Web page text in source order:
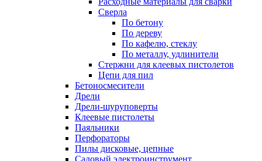
Сверла
По бетону
По дереву
По кафелю, стеклу
По металлу, удлинители
Стержни для клеевых пистолетов
Цепи для пил
Бетоносмесители
Дрели
Дрели-шуруповерты
Клеевые пистолеты
Паяльники
Перфораторы
Пилы дисковые, цепные
Садовый электроинструмент